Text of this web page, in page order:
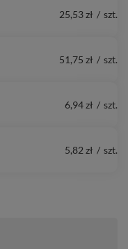
25,53 zł / szt.
51,75 zł / szt.
6,94 zł / szt.
5,82 zł / szt.